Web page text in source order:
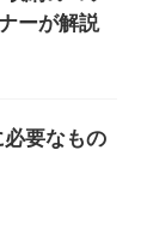
ーが解説
要なもの